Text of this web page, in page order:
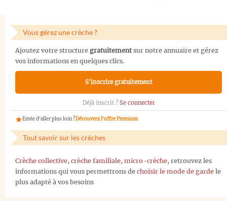
Vous gérez une crèche ?
Ajoutez votre structure gratuitementsur notre annuaire et gérez
vos informations en quelques clics.
S'inscrire gratuitement
Déjà inscrit ? Se connecter
Envie d'aller plus loin ?Découvrez l'offre Premium
Tout savoir sur les crèches
Crèche collective, crèche familiale, micro-crèche, retrouvez les
informations qui vous permettrons de choisir le mode de garde le
plus adapté à vos besoins